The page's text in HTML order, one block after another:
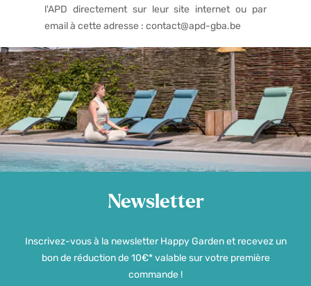
l'APD directement sur leursite internet ou par
email à cette adresse : contact@apd-gba.be
Newsletter
Inscrivez-vous à la newsletter Happy Garden et recevez un
bon de réduction de 10€* valable sur votre première
commande !